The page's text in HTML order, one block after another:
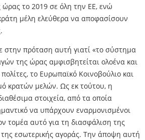
το 2019 σε όλη την ΕΕ, ενώ
μέλη ελεύθερα να αποφασίσουν
στην πρόταση αυτή γιατί «το σύστημα
της ώρας αμφισβητείται ολοένα και
το Ευρωπαϊκό Κοινοβούλιο και
κρατών μελών. Ως εκ τούτου, η
στοιχεία, από τα οποία
να υπάρχουν εναρμονισμένοι
τομέα αυτό για τη διασφάλιση της
της εσωτερικής αγοράς. Την άποψη αυτή